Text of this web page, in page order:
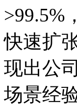
>99.5%
快速扩
现出公
场景经